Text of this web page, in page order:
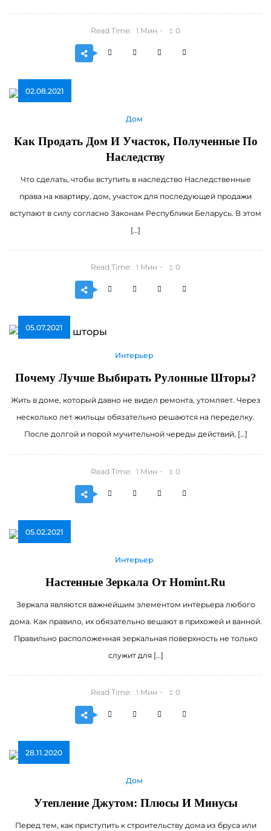
Read Time: 1 Мин 0
02.08.2021
Дом
Как Продать Дом И Участок, Полученные По
Наследству
Что сделать, чтобы вступить в наследство Наследственные
права на квартиру, дом, участок для последующей продажи
вступают в силу согласно Законам Республики Беларусь. В этом
[…]
Read Time: 1 Мин 0
05.07.2021
Интерьер
Почему Лучше Выбирать Рулонные Шторы?
Жить в доме, который давно не видел ремонта, утомляет. Через
несколько лет жильцы обязательно решаются на переделку.
После долгой и порой мучительной череды действий, […]
Read Time: 1 Мин 0
05.02.2021
Интерьер
Настенные Зеркала От Homint.ru
Зеркала являются важнейшим элементом интерьера любого
дома. Как правило, их обязательно вешают в прихожей и ванной.
Правильно расположенная зеркальная поверхность не только
служит для […]
Read Time: 1 Мин 0
28.11.2020
Дом
Утепление Джутом: Плюсы И Минусы
Перед тем, как приступить к строительству дома из бруса или